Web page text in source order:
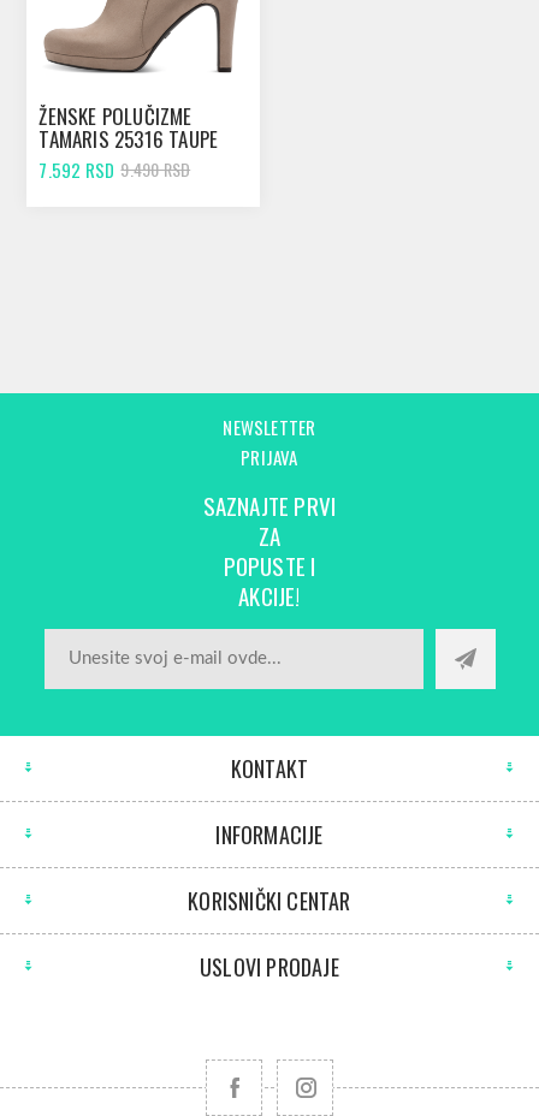
ŽENSKE POLUČIZME
TAMARIS 25316 TAUPE
7.592 RSD 9.490 RSD
NEWSLETTER
PRIJAVA
SAZNAJTE PRVI
ZA
POPUSTE I
AKCIJE!
KONTAKT
INFORMACIJE
KORISNIČKI CENTAR
USLOVI PRODAJE